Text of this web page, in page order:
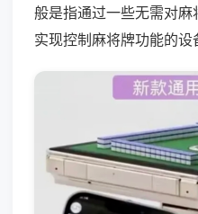
般是指通过一些无需对
实现控制麻将牌功能的设